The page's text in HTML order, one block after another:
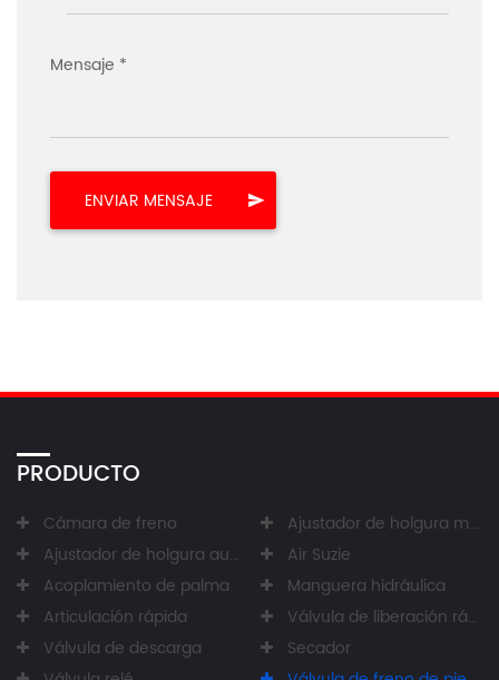
Mensaje *
PRODUCTO
Cámara de freno
Ajustador de holgura manual
Ajustador de holgura automático
Air Suzie
Acoplamiento de palma
Manguera hidráulica
Articulación rápida
Válvula de liberación rápida
Válvula de descarga
Secador